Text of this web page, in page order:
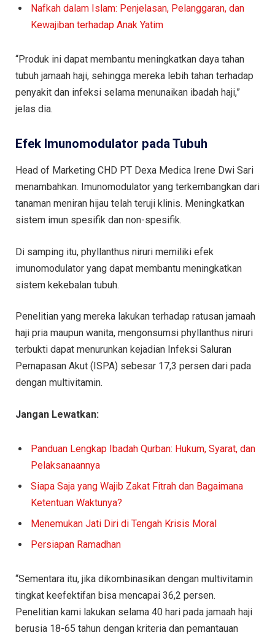
Nafkah dalam Islam: Penjelasan, Pelanggaran, dan
Kewajiban terhadap Anak Yatim
“Produk ini dapat membantu meningkatkan daya tahan
tubuh jamaah haji, sehingga mereka lebih tahan terhadap
penyakit dan infeksi selama menunaikan ibadah haji,”
jelas dia.
Efek Imunomodulator pada Tubuh
Head of Marketing CHD PT Dexa Medica Irene Dwi Sari
menambahkan. Imunomodulator yang terkembangkan dari
tanaman meniran hijau telah teruji klinis. Meningkatkan
sistem imun spesifik dan non-spesifik.
Di samping itu, phyllanthus niruri memiliki efek
imunomodulator yang dapat membantu meningkatkan
sistem kekebalan tubuh.
Penelitian yang mereka lakukan terhadap ratusan jamaah
haji pria maupun wanita, mengonsumsi phyllanthus niruri
terbukti dapat menurunkan kejadian Infeksi Saluran
Pernapasan Akut (ISPA) sebesar 17,3 persen dari pada
dengan multivitamin.
Jangan Lewatkan:
Panduan Lengkap Ibadah Qurban: Hukum, Syarat, dan
Pelaksanaannya
Siapa Saja yang Wajib Zakat Fitrah dan Bagaimana
Ketentuan Waktunya?
Menemukan Jati Diri di Tengah Krisis Moral
Persiapan Ramadhan
“Sementara itu, jika dikombinasikan dengan multivitamin
tingkat keefektifan bisa mencapai 36,2 persen.
Penelitian kami lakukan selama 40 hari pada jamaah haji
berusia 18-65 tahun dengan kriteria dan pemantauan